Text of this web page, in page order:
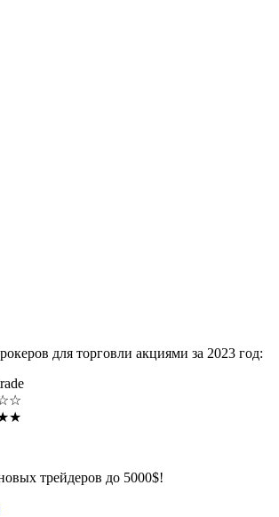
для торговли акциями за 2023 год:
трейдеров до 5000$!